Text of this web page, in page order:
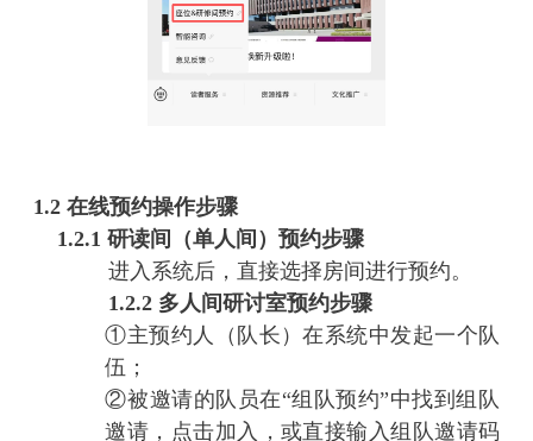
1.2 在线预约操作步骤
1.2.1 研读间（单人间）预约步骤
进入系统后，直接选择房间进行预约。
1.2.2 多人间研讨室预约步骤
①主预约人（队长）在系统中发起一个队
伍；
②被邀请的队员在“组队预约”中找到组队
邀请，点击加入，或直接输入组队邀请码